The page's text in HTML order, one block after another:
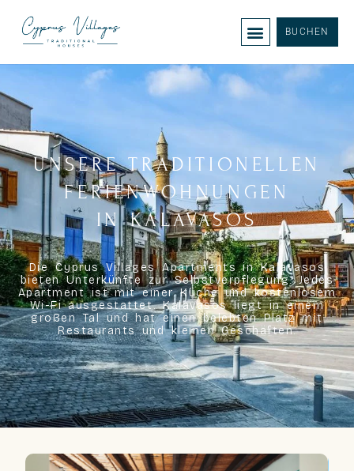
BUCHEN
UNSERE TRADITIONELLEN
FERIENWOHNUNGEN
IN KALAVASOS
Die Cyprus Villages Apartments in Kalavasos
bieten Unterkünfte zur Selbstverpflegung. Jedes
Apartment ist mit einer Küche und kostenlosem
Wi-Fi ausgestattet. Kalavasos liegt in einem
großen Tal und hat einen belebten Platz mit
Restaurants und kleinen Geschäften.